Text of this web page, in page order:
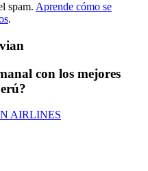
spam. Aprende cómo se
.
con los mejores
AIRLINES